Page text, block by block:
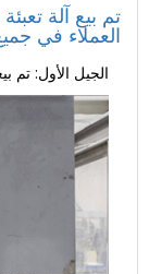
تم بيع آلة
العملاء في
الجيل الأول: تم